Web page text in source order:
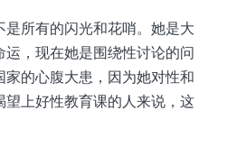
所有的闪光和花哨。她是大
运，现在她是围绕性讨论的问
的心腹大患，因为她对性和
上好性教育课的人来说，这